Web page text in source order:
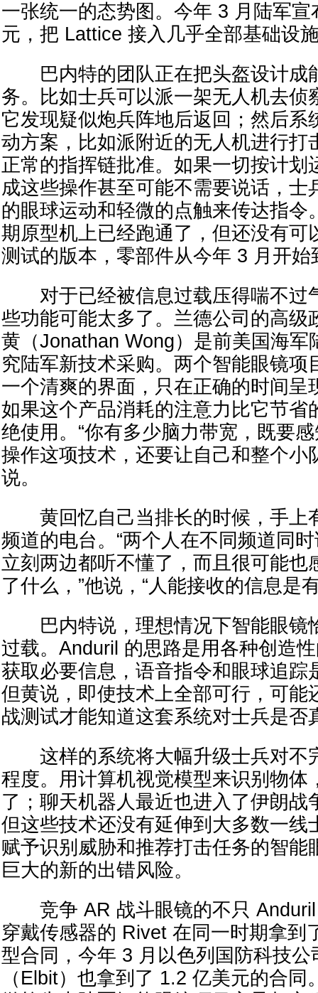
一张统一的态势图。今年 3 月陆军
元，把 Lattice 接入几乎全部基础设
巴内特的团队正在把头盔设计成
务。比如士兵可以派一架无人机去侦
它发现疑似炮兵阵地后返回；然后系
动方案，比如派附近的无人机进行打
正常的指挥链批准。如果一切按计划
成这些操作甚至可能不需要说话，士
的眼球运动和轻微的点触来传达指令
期原型机上已经跑通了，但还没有可
测试的版本，零部件从今年 3 月开始
对于已经被信息过载压得喘不过
些功能可能太多了。兰德公司的高级
黄（Jonathan Wong）是前美国海军
究陆军新技术采购。两个智能眼镜项
一个清爽的界面，只在正确的时间呈
如果这个产品消耗的注意力比它节省
绝使用。“你有多少脑力带宽，既要
操作这项技术，还要让自己和整个小
说。
黄回忆自己当排长的时候，手上
频道的电台。“两个人在不同频道同
立刻两边都听不懂了，而且很可能也
了什么，”他说，“人能接收的信息是
巴内特说，理想情况下智能眼镜
过载。Anduril 的思路是用各种创造
获取必要信息，语音指令和眼球追踪
但黄说，即使技术上全部可行，可能
战测试才能知道这套系统对士兵是否
这样的系统将大幅升级士兵对不
程度。用计算机视觉模型来识别物体
了；聊天机器人最近也进入了伊朗战
但这些技术还没有延伸到大多数一线
赋予识别威胁和推荐打击任务的智能
巨大的新的出错风险。
竞争 AR 战斗眼镜的不只 Anduril
穿戴传感器的 Rivet 在同一时期拿到
型合同，今年 3 月以色列国防科技公
（Elbit）也拿到了 1.2 亿美元的合同